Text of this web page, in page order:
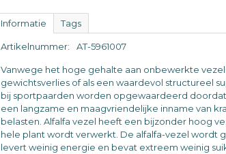
Informatie Tags
Artikelnummer: AT-5961007
Vanwege het hoge gehalte aan onbewerkte
gewichtsverlies of als een waardevol structureel
bij sportpaarden worden opgewaardeerd
een langzame en maagvriendelijke inname van
belasten. Alfalfa vezel heeft een bijzonder hoog
hele plant wordt verwerkt. De alfalfa-vezel
levert weinig energie en bevat extreem weinig